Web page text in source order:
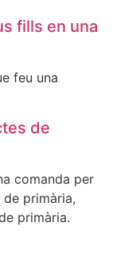
fills en una
feu una
de
comanda per
primària,
primària.